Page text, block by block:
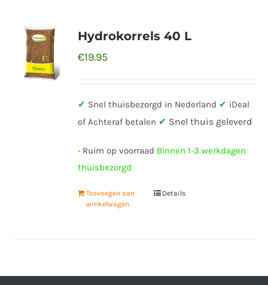
Hydrokorrels 40 L
€19.95
✔ Snel thuisbezorgd in Nederland ✔ iDeal
of Achteraf betalen ✔ Snel thuis geleverd
• Ruim op voorraad Binnen 1-3 werkdagen
thuisbezorgd
Toevoegen aan
winkelwagen
Details